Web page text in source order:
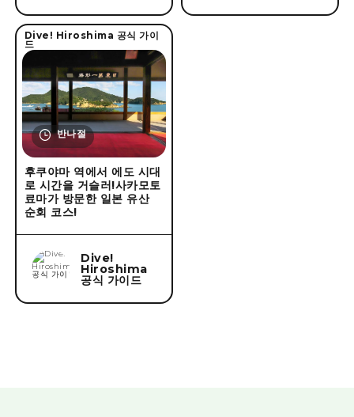
Dive! Hiroshima 공식 가이
드
반나절
후쿠야마 역에서 에도 시대
로 시간을 거슬러!사카모토
료마가 방문한 일본 유산
순회 코스!
Dive!
Hiroshima
공식 가이드